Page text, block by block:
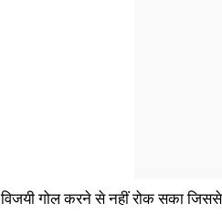
विजयी गोल करने से नहीं रोक सका